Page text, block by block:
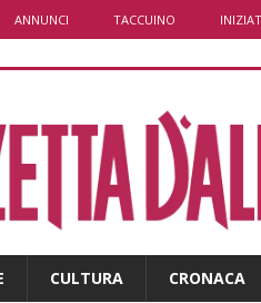
ANNUNCI TACCUINO
CULTURA CRONACA